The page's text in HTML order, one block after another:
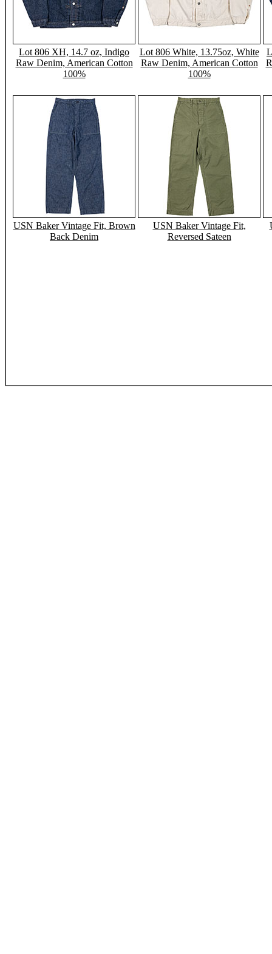
Lot 806 XH, 14.7 oz, Indigo
Raw Denim, American Cotton
100%
Lot 806 White, 13.75oz, White
Raw Denim, American Cotton
100%
USN Baker Vintage Fit, Brown
Back Denim
USN Baker Vintage Fit,
Reversed Sateen